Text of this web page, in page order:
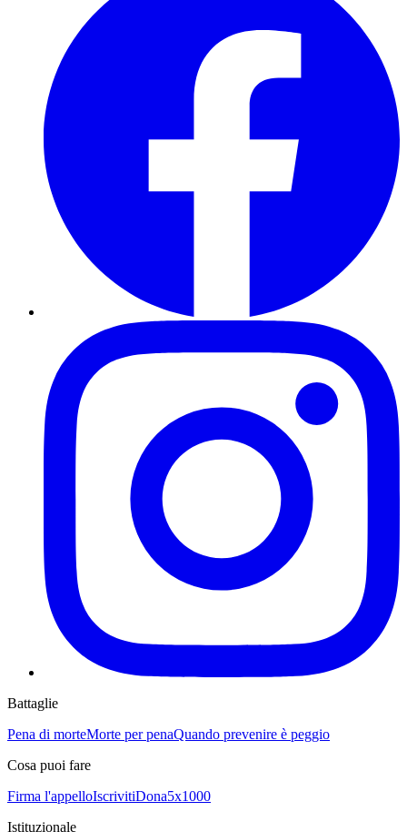
Battaglie
Pena di morteMorte per penaQuando prevenire è peggio
Cosa puoi fare
Firma l'appelloIscrivitiDona5x1000
Istituzionale